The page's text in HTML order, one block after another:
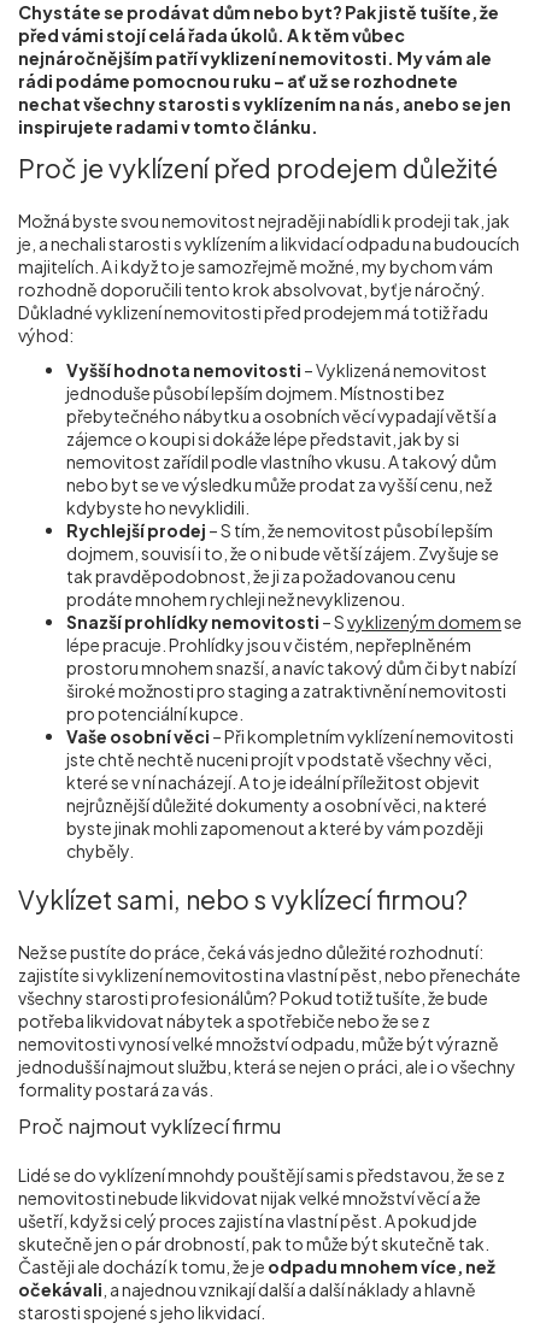
Příprava nemovitostí na prodej
Reference
Kontakt
Chystáte se prodávat dům nebo byt? Pak jistě tušíte, že
před vámi stojí celá řada úkolů. A k těm vůbec
nejnáročnějším patří vyklizení nemovitosti. My vám ale
rádi podáme pomocnou ruku – ať už se rozhodnete
nechat všechny starosti s vyklízením na nás, anebo se jen
inspirujete radami v tomto článku.
Proč je vyklízení před prodejem důležité
Možná byste svou nemovitost nejraději nabídli k prodeji tak, jak
je, a nechali starosti s vyklízením a likvidací odpadu na budoucích
majitelích. A i když to je samozřejmě možné, my bychom vám
rozhodně doporučili tento krok absolvovat, byť je náročný.
Důkladné vyklizení nemovitosti před prodejem má totiž řadu
výhod:
Vyšší hodnota nemovitosti – Vyklizená nemovitost
jednoduše působí lepším dojmem. Místnosti bez
přebytečného nábytku a osobních věcí vypadají větší a
zájemce o koupi si dokáže lépe představit, jak by si
nemovitost zařídil podle vlastního vkusu. A takový dům
nebo byt se ve výsledku může prodat za vyšší cenu, než
kdybyste ho nevyklidili.
Rychlejší prodej – S tím, že nemovitost působí lepším
dojmem, souvisí i to, že o ni bude větší zájem. Zvyšuje se
tak pravděpodobnost, že ji za požadovanou cenu
prodáte mnohem rychleji než nevyklizenou.
Snazší prohlídky nemovitosti – Svyklizeným domemse
lépe pracuje. Prohlídky jsou v čistém, nepřeplněném
prostoru mnohem snazší, a navíc takový dům či byt nabízí
široké možnosti pro staging a zatraktivnění nemovitosti
pro potenciální kupce.
Vaše osobní věci – Při kompletním vyklízení nemovitosti
jste chtě nechtě nuceni projít v podstatě všechny věci,
které se v ní nacházejí. A to je ideální příležitost objevit
nejrůznější důležité dokumenty a osobní věci, na které
byste jinak mohli zapomenout a které by vám později
chyběly.
Vyklízet sami, nebo s vyklízecí firmou?
Než se pustíte do práce, čeká vás jedno důležité rozhodnutí:
zajistíte si vyklizení nemovitosti na vlastní pěst, nebo přenecháte
všechny starosti profesionálům? Pokud totiž tušíte, že bude
potřeba likvidovat nábytek a spotřebiče nebo že se z
nemovitosti vynosí velké množství odpadu, může být výrazně
jednodušší najmout službu, která se nejen o práci, ale i o všechny
formality postará za vás.
Proč najmout vyklízecí firmu
Lidé se do vyklízení mnohdy pouštějí sami s představou, že se z
nemovitosti nebude likvidovat nijak velké množství věcí a že
ušetří, když si celý proces zajistí na vlastní pěst. A pokud jde
skutečně jen o pár drobností, pak to může být skutečně tak.
Častěji ale dochází k tomu, že je odpadu mnohem více, než
očekávali , a najednou vznikají další a další náklady a hlavně
starosti spojené s jeho likvidací.